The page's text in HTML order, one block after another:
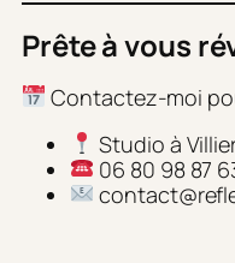
Prête à vous
Contactez-moi
Studio à
06 80 98 87